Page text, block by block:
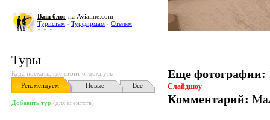
Ваш блог на Avialine.com
Туристам - Турфирмам - Отелям
Туры
Куда поехать, где стоит отдохнуть
Рекомендуем
Новые Все
Добавить тур (для агентств)
Еще фотографии:
Слайдшоу
Комментарий: